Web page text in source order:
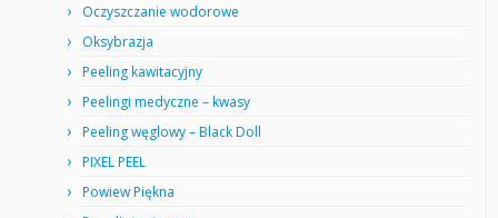
Oczyszczanie wodorowe
Oksybrazja
Peeling kawitacyjny
Peelingi medyczne – kwasy
Peeling węglowy – Black Doll
PIXEL PEEL
Powiew Piękna